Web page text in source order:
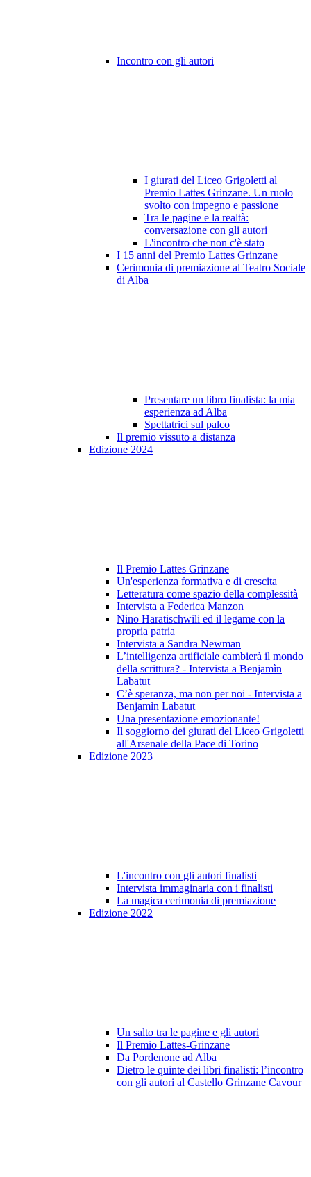
Incontro con gli autori
I giurati del Liceo Grigoletti al
Premio Lattes Grinzane. Un ruolo
svolto con impegno e passione
Tra le pagine e la realtà:
conversazione con gli autori
L'incontro che non c'è stato
I 15 anni del Premio Lattes Grinzane
Cerimonia di premiazione al Teatro Sociale
di Alba
Presentare un libro finalista: la mia
esperienza ad Alba
Spettatrici sul palco
Il premio vissuto a distanza
Edizione 2024
Il Premio Lattes Grinzane
Un'esperienza formativa e di crescita
Letteratura come spazio della complessità
Intervista a Federica Manzon
Nino Haratischwili ed il legame con la
propria patria
Intervista a Sandra Newman
L’intelligenza artificiale cambierà il mondo
della scrittura? - Intervista a Benjamìn
Labatut
C’è speranza, ma non per noi - Intervista a
Benjamìn Labatut
Una presentazione emozionante!
Il soggiorno dei giurati del Liceo Grigoletti
all'Arsenale della Pace di Torino
Edizione 2023
L'incontro con gli autori finalisti
Intervista immaginaria con i finalisti
La magica cerimonia di premiazione
Edizione 2022
Un salto tra le pagine e gli autori
Il Premio Lattes-Grinzane
Da Pordenone ad Alba
Dietro le quinte dei libri finalisti: l’incontro
con gli autori al Castello Grinzane Cavour